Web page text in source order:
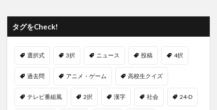
タグをCheck!
選択式 3択 ニュース 投稿 4択
過去問 アニメ・ゲーム 高校生クイズ
テレビ番組風 2択 漢字 社会 24-D